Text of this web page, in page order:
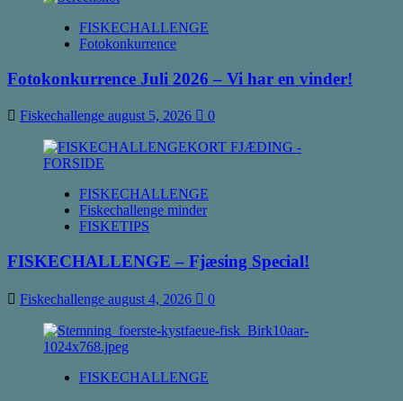
FISKECHALLENGE
Fotokonkurrence
Fotokonkurrence Juli 2026 – Vi har en vinder!
Fiskechallenge august 5, 2026 0
FISKECHALLENGE
Fiskechallenge minder
FISKETIPS
FISKECHALLENGE – Fjæsing Special!
Fiskechallenge august 4, 2026 0
FISKECHALLENGE